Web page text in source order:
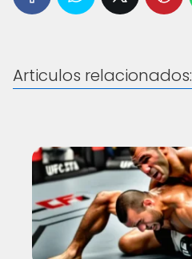
Articulos relacionados: